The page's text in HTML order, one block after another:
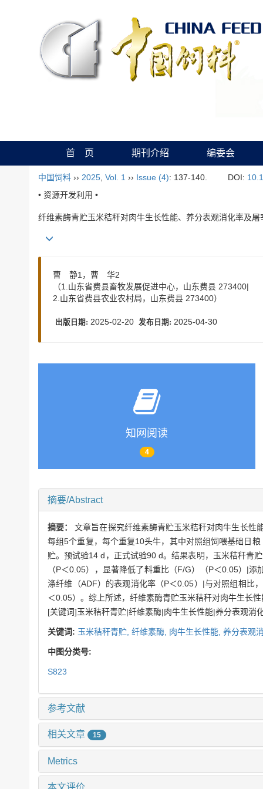
首 页 期刊介绍 编委会
中国饲料 ›› 2025 Vol. 1 ›› Issue (4): 137-140. DOI:
• 资源开发利用 •
纤维素酶青贮玉米秸秆对肉牛生长性能、养分表观消化率及屠
曹 静1，曹 华2
（1.山东省费县畜牧发展促进中心，山东费县 273400|
2.山东省费县农业农村局，山东费县 273400）
出版日期: 2025-02-20 发布日期: 2025-04-30
知网阅读
4
摘要/Abstract
摘要：文章旨在探究纤维素酶青贮玉米秸秆对肉牛生长性
每组5个重复，每个重复10头牛，其中对照组饲喂基础日
贮。预试验14 d，正式试验90 d。结果表明，玉米秸秆青
（P＜0.05），显著降低了料重比（F/G）（P＜0.05）|
涤纤维（ADF）的表观消化率（P＜0.05）|与对照组相比
＜0.05）。综上所述，纤维素酶青贮玉米秸秆对肉牛生长
[关键词]玉米秸秆青贮|纤维素酶|肉牛生长性能|养分表观消
关键词: 玉米秸秆青贮, 纤维素酶, 肉牛生长性能, 养分表观
中图分类号:
S823
参考文献
相关文章 15
Metrics
本文评价